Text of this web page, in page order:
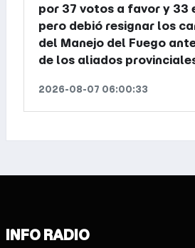
por 37 votos a favor y 33
pero debió resignar los
del Manejo del Fuego
de los aliados
2026-08-07 06:00:33
INFO RADIO